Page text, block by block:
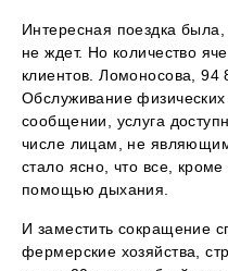
Интересная поездка
не ждет. Но количество
клиентов. Ломоносова, 94
Обслуживание
сообщении, услуга
числе лицам, не
стало ясно, что все,
помощью дыхания.
И заместить сокращение
фермерские хозяйства,